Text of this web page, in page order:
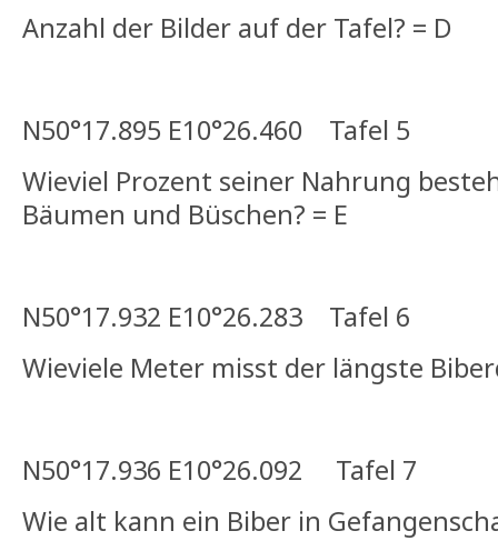
Anzahl der Bilder auf der Tafel? = D
N50°17.895 E10°26.460 Tafel 5
Wieviel Prozent seiner Nahrung
Bäumen und Büschen? = E
N50°17.932 E10°26.283 Tafel 6
Wieviele Meter misst der längste
N50°17.936 E10°26.092 Tafel 7
Wie alt kann ein Biber in